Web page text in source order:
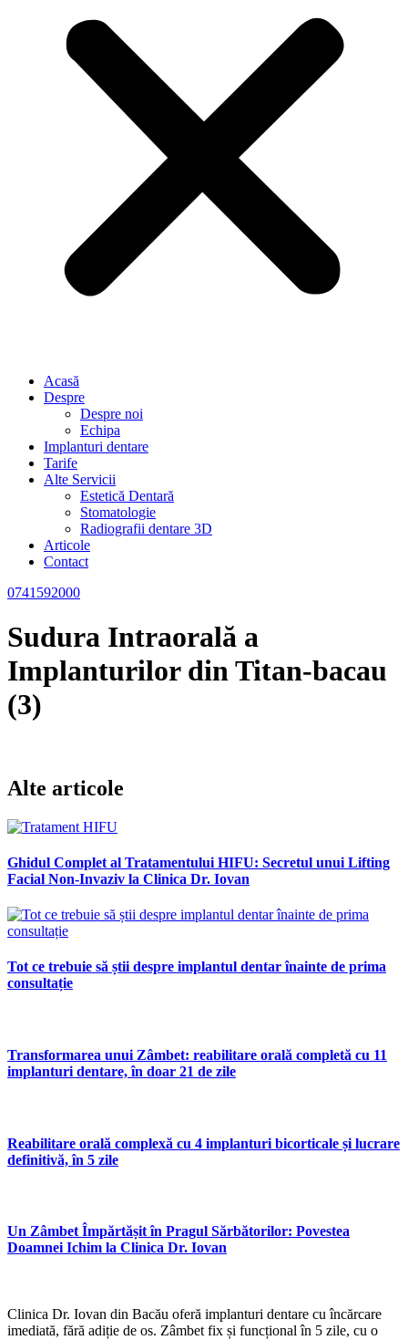
Acasă
Despre
Despre noi
Echipa
Implanturi dentare
Tarife
Alte Servicii
Estetică Dentară
Stomatologie
Radiografii dentare 3D
Articole
Contact
0741592000
Sudura Intraorală a
Implanturilor din Titan-bacau
(3)
Alte articole
Ghidul Complet al Tratamentului HIFU: Secretul unui Lifting
Facial Non-Invaziv la Clinica Dr. Iovan
Tot ce trebuie să știi despre implantul dentar înainte de prima
consultație
Transformarea unui Zâmbet: reabilitare orală completă cu 11
implanturi dentare, în doar 21 de zile
Reabilitare orală complexă cu 4 implanturi bicorticale și lucrare
definitivă, în 5 zile
Un Zâmbet Împărtășit în Pragul Sărbătorilor: Povestea
Doamnei Ichim la Clinica Dr. Iovan
Clinica Dr. Iovan din Bacău oferă implanturi dentare cu încărcare
imediată, fără adiție de os. Zâmbet fix și funcțional în 5 zile, cu o